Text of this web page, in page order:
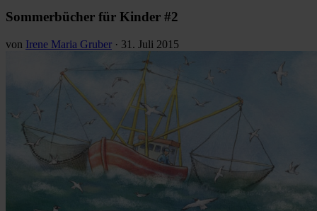
Sommerbücher für Kinder #2
von Irene Maria Gruber · 31. Juli 2015